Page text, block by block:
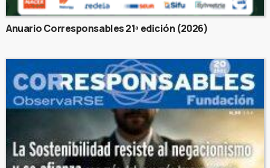
Anuario Corresponsables 21ª edición (2026)